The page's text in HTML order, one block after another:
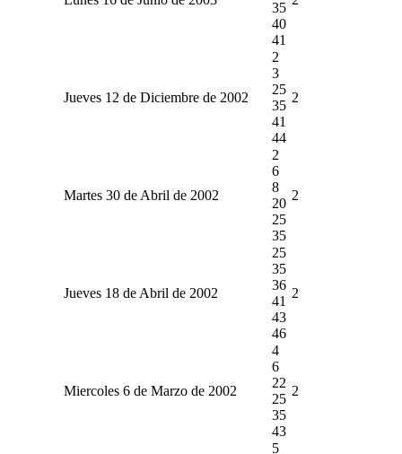
35
40
41
Jueves 12 de Diciembre de 2002
2
3
25
35
41
44
2
Martes 30 de Abril de 2002
2
6
8
20
25
35
2
Jueves 18 de Abril de 2002
25
35
36
41
43
46
2
Miercoles 6 de Marzo de 2002
4
6
22
25
35
43
2
5